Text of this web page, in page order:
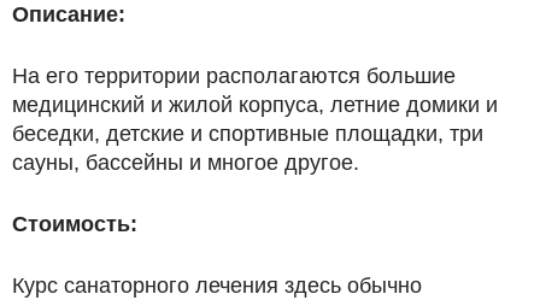
Описание:
На его территории располагаются большие
медицинский и жилой корпуса, летние домики и
беседки, детские и спортивные площадки, три
сауны, бассейны и многое другое.
Стоимость:
Курс санаторного лечения здесь обычно